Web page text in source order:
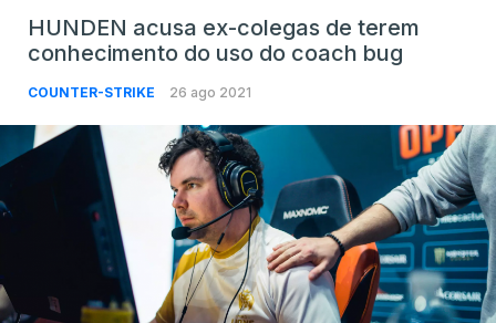
HUNDEN acusa ex-colegas de terem
conhecimento do uso do coach bug
COUNTER-STRIKE 26 ago 2021